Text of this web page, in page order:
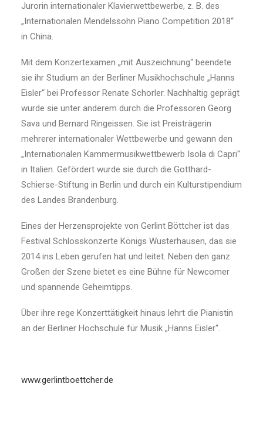
Jurorin internationaler Klavierwettbewerbe, z. B. des
„Internationalen Mendelssohn Piano Competition 2018“
in China.
Mit dem Konzertexamen „mit Auszeichnung“ beendete
sie ihr Studium an der Berliner Musikhochschule „Hanns
Eisler“ bei Professor Renate Schorler. Nachhaltig geprägt
wurde sie unter anderem durch die Professoren Georg
Sava und Bernard Ringeissen. Sie ist Preisträgerin
mehrerer internationaler Wettbewerbe und gewann den
„Internationalen Kammermusikwettbewerb Isola di Capri“
in Italien. Gefördert wurde sie durch die Gotthard-
Schierse-Stiftung in Berlin und durch ein Kulturstipendium
des Landes Brandenburg.
Eines der Herzensprojekte von Gerlint Böttcher ist das
Festival Schlosskonzerte Königs Wusterhausen, das sie
2014 ins Leben gerufen hat und leitet. Neben den ganz
Großen der Szene bietet es eine Bühne für Newcomer
und spannende Geheimtipps.
Über ihre rege Konzerttätigkeit hinaus lehrt die Pianistin
an der Berliner Hochschule für Musik „Hanns Eisler“.
www.gerlintboettcher.de